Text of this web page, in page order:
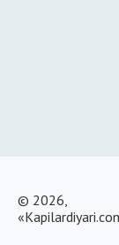
© 2026,